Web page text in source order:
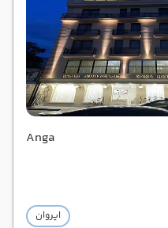
Anga
ایروان